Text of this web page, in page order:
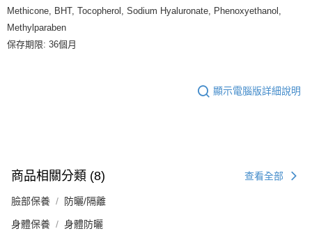
Methicone, BHT, Tocopherol, Sodium Hyaluronate, Phenoxyethanol,
Methylparaben
保存期限: 36個月
顯示電腦版詳細說明
商品相關分類 (8) 查看全部
臉部保養 防曬/隔離
身體保養 身體防曬